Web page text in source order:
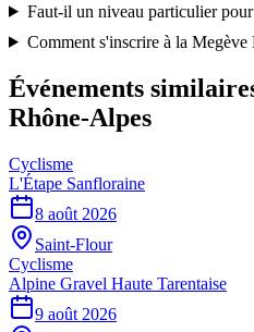
Faut-il un niveau particulier
Comment s'inscrire à la
Événements
Rhône-Alpes
Cyclisme
L'Étape Sanfloraine
8 août 2026
Saint-Flour
Cyclisme
Alpine Gravel Haute Tarentaise
9 août 2026